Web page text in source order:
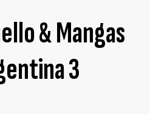
& Mangas
3